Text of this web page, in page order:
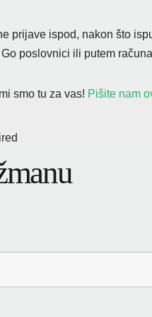
prijave ispod, nakon što
poslovnici ili putem
smo tu za vas! Pišite nam